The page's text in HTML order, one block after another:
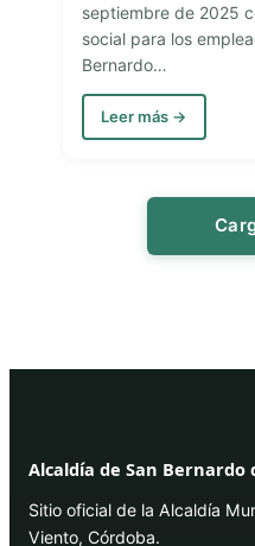
septiembre de 2025
social para los
Bernardo…
Leer más →
Alcaldía de San Bernardo
Sitio oficial de la Alcaldía
Viento, Córdoba.